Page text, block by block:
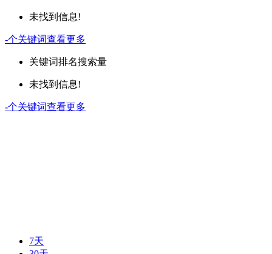
未找到信息!
-个关键词查看更多
关键词排名搜索量
未找到信息!
-个关键词查看更多
7天